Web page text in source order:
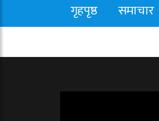
गृहपृष्ठ समाचार